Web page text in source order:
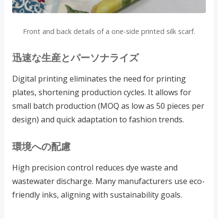
Front and back details of a one-side printed silk scarf.
迅速な生産とパーソナライズ
Digital printing eliminates the need for printing
plates, shortening production cycles. It allows for
small batch production (MOQ as low as 50 pieces per
design) and quick adaptation to fashion trends.
環境への配慮
High precision control reduces dye waste and
wastewater discharge. Many manufacturers use eco-
friendly inks, aligning with sustainability goals.